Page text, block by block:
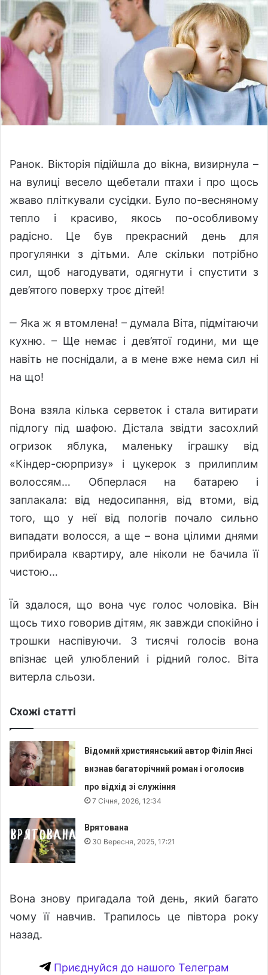
e
Ранок. Вікторія підійшла до вікна, визирнула –
на вулиці весело щебетали птахи і про щось
жваво пліткували сусідки. Було по-весняному
тепло і красиво, якось по-особливому
радісно. Це був прекрасний день для
прогулянки з дітьми. Але скільки потрібно
сил, щоб нагодувати, одягнути і спустити з
дев’ятого поверху троє дітей!
‒ Яка ж я втомлена! – думала Віта, підмітаючи
кухню. – Ще немає і дев’ятої години, ми ще
навіть не поснідали, а в мене вже нема сил ні
на що!
Вона взяла кілька серветок і стала витирати
підлогу під шафою. Дістала звідти засохлий
огризок яблука, маленьку іграшку від
«Кіндер-сюрпризу» і цукерок з прилиплим
волоссям… Обперлася на батарею і
заплакала: від недосипання, від втоми, від
того, що у неї від пологів почало сильно
випадати волосся, а ще – вона цілими днями
прибирала квартиру, але ніколи не бачила її
чистою…
Їй здалося, що вона чує голос чоловіка. Він
щось тихо говорив дітям, як завжди спокійно і
трошки наспівуючи. З тисячі голосів вона
впізнає цей улюблений і рідний голос. Віта
витерла сльози.
Схожі статті
Відомий християнський автор Філіп Янсі
визнав багаторічний роман і оголосив
про відхід зі служіння
7 Січня, 2026, 12:34
Врятована
30 Вересня, 2025, 17:21
Вона знову пригадала той день, який багато
чому її навчив. Трапилось це півтора року
назад.
Приєднуйся до нашого Телеграм